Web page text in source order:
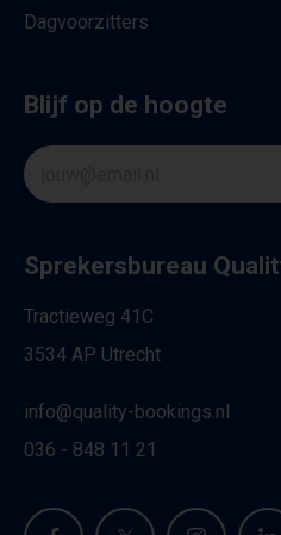
Dagvoorzitters
Blijf op de hoogte
Sprekersbureau
Tractieweg 41C
3534 AP Utrecht
info@quality-bookings.nl
036 - 848 11 21